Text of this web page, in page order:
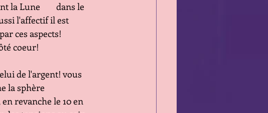
la Lune        dans le
l'affectif il est
par ces aspects!
côté coeur!
de l'argent! vous
la sphère
en revanche le 10 en